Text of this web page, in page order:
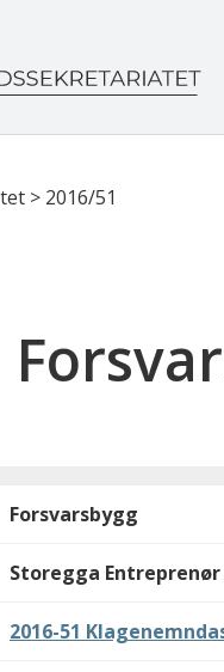
> 2016/51
Forsvarsbygg
Storegga Entreprenør
2016-51